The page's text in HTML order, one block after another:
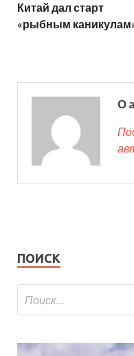
Китай дал старт
«рыбным
О
ПОИСК